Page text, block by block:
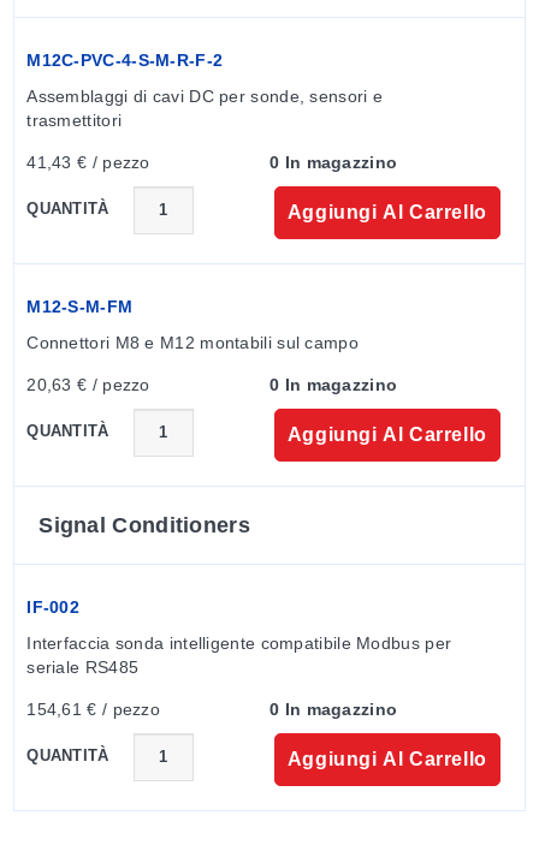
M12C-PVC-4-S-M-R-F-2
Assemblaggi di cavi DC per sonde, sensori e
trasmettitori
41,43 € / pezzo 0 In magazzino
QUANTITÀ Aggiungi Al Carrello
M12-S-M-FM
Connettori M8 e M12 montabili sul campo
20,63 € / pezzo 0 In magazzino
QUANTITÀ Aggiungi Al Carrello
Signal Conditioners
IF-002
Interfaccia sonda intelligente compatibile Modbus per
seriale RS485
154,61 € / pezzo 0 In magazzino
QUANTITÀ Aggiungi Al Carrello